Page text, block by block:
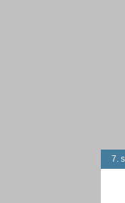
7.